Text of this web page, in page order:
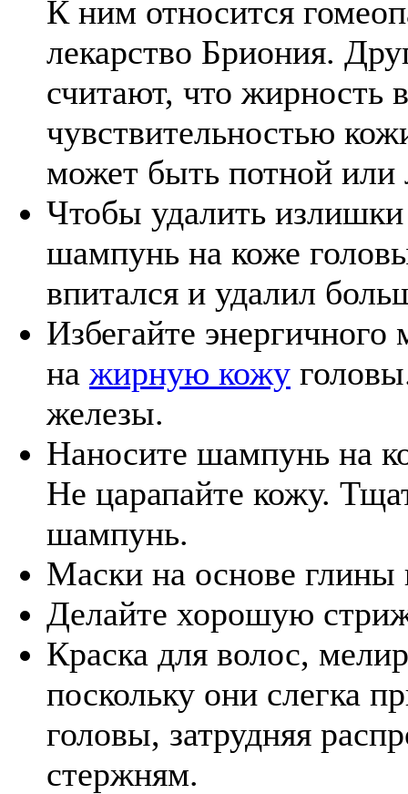
К ним относится
лекарство Бриония.
считают, что жирность
чувствительностью
может быть потной или
Чтобы удалить
шампунь на коже
впитался и удалил
Избегайте энергичного
на жирную кожу
железы.
Наносите шампунь на
Не царапайте кожу.
шампунь.
Маски на основе
Делайте хорошую
Краска для волос,
поскольку они слегка
головы, затрудняя
стержням.